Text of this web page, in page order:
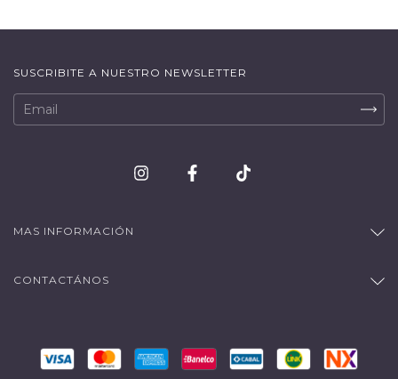
SUSCRIBITE A NUESTRO NEWSLETTER
MAS INFORMACIÓN
CONTACTÁNOS